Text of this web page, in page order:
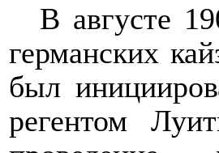
В августе
германских
был
регентом